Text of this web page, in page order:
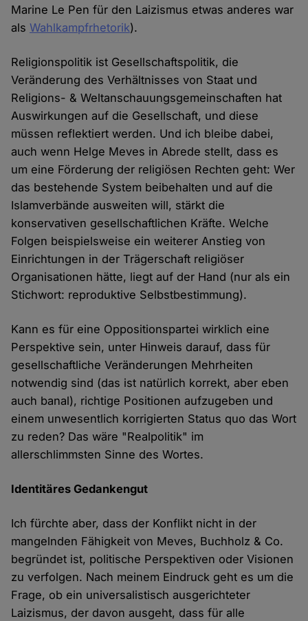
Marine Le Pen für den Laizismus etwas anderes war
alsWahlkampfrhetorik).
Religionspolitik ist Gesellschaftspolitik, die
Veränderung des Verhältnisses von Staat und
Religions- & Weltanschauungsgemeinschaften hat
Auswirkungen auf die Gesellschaft, und diese
müssen reflektiert werden. Und ich bleibe dabei,
auch wenn Helge Meves in Abrede stellt, dass es
um eine Förderung der religiösen Rechten geht: Wer
das bestehende System beibehalten und auf die
Islamverbände ausweiten will, stärkt die
konservativen gesellschaftlichen Kräfte. Welche
Folgen beispielsweise ein weiterer Anstieg von
Einrichtungen in der Trägerschaft religiöser
Organisationen hätte, liegt auf der Hand (nur als ein
Stichwort: reproduktive Selbstbestimmung).
Kann es für eine Oppositionspartei wirklich eine
Perspektive sein, unter Hinweis darauf, dass für
gesellschaftliche Veränderungen Mehrheiten
notwendig sind (das ist natürlich korrekt, aber eben
auch banal), richtige Positionen aufzugeben und
einem unwesentlich korrigierten Status quo das Wort
zu reden? Das wäre "Realpolitik" im
allerschlimmsten Sinne des Wortes.
Identitäres Gedankengut
Ich fürchte aber, dass der Konflikt nicht in der
mangelnden Fähigkeit von Meves, Buchholz & Co.
begründet ist, politische Perspektiven oder Visionen
zu verfolgen. Nach meinem Eindruck geht es um die
Frage, ob ein universalistisch ausgerichteter
Laizismus, der davon ausgeht, dass für alle